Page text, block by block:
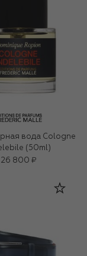
вода Cologne
(50ml)
26 800 ₽